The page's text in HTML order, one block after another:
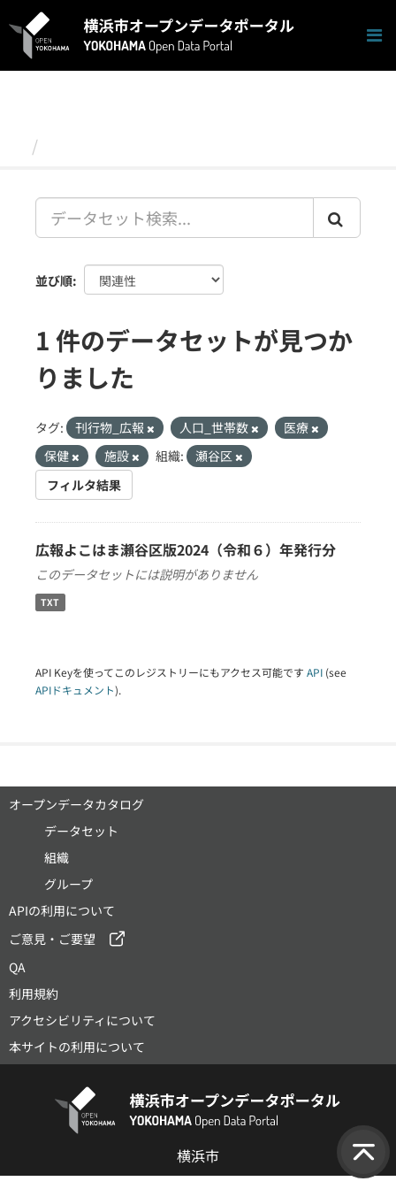
キ
並び順
1 件のデータセットが見つか
りました
タグ: 刊行物_広報 人口_世帯数
医療
保健
施設 組織:
瀬谷区
フィルタ結果
広報よこはま瀬谷区版2024（令和６）年発行分
このデータセットには説明がありません
TXT
API Keyを使ってこのレジストリーにもアクセス可能です API (see
APIドキュメント).
オープンデータカタログ
データセット
組織
グループ
APIの利用について
ご意見・ご要望
QA
利用規約
アクセシビリティについて
本サイトの利用について
横浜市